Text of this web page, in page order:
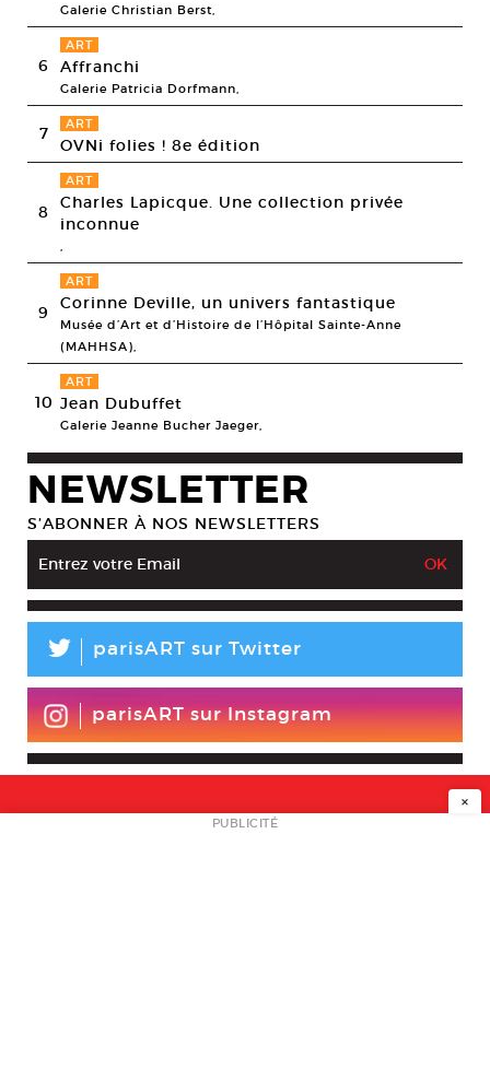
Galerie Christian Berst,
6
ART
Affranchi
Galerie Patricia Dorfmann,
7 ART
OVNi folies ! 8e édition
8
ART
Charles Lapicque. Une collection privée
inconnue
,
9
ART
Corinne Deville, un univers fantastique
Musée d’Art et d’Histoire de l’Hôpital Sainte-Anne
(MAHHSA),
10
ART
Jean Dubuffet
Galerie Jeanne Bucher Jaeger,
NEWSLETTER
S’ABONNER À NOS NEWSLETTERS
L parisART sur Twitter
parisART sur Instagram
NEWSLETTER
×
PUBLICITÉ